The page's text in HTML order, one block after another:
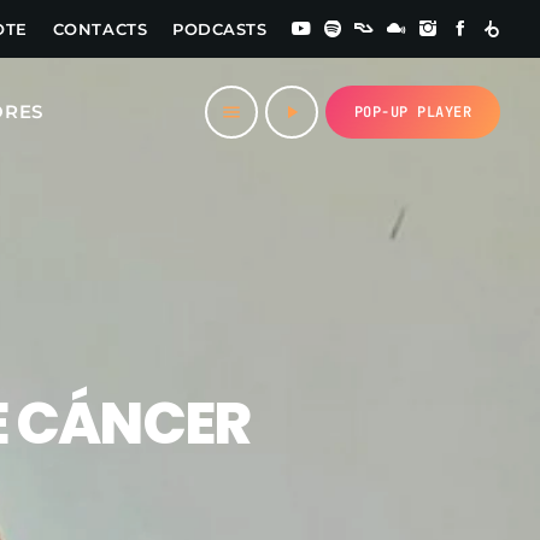
CONTACTS PODCASTS
menu play_arrow POP-UP PLAYER
close
CÁNCER